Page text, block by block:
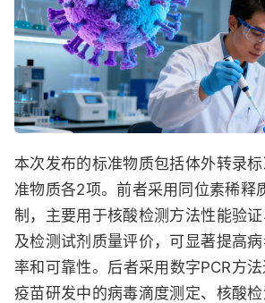
本次发布的标准物质包括体外转录
准物质各2项。前者采用同位素稀释
制，主要用于核酸检测方法性能验
及检测试剂质量评价，可显著提高
率和可靠性。后者采用数字PCR方
疫苗研发中的病毒滴度测定、核酸